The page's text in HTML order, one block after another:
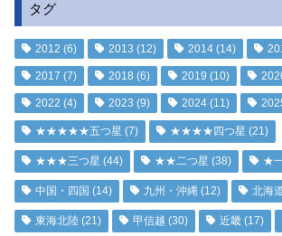
タグ
2012 (6) 2013 (12) 2014 (14)
2017 (7) 2018 (6) 2019 (10)
2022 (4) 2023 (9) 2024 (11)
★★★★★五つ星 (7) ★★★★四つ星 (21)
★★★三つ星 (44) ★★二つ星 (38) ★
中国・四国 (14) 九州・沖縄 (12) 北海
東海北陸 (21) 甲信越 (30) 近畿 (17)